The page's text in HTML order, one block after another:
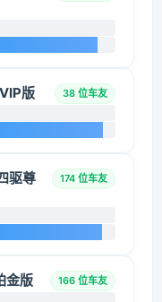
版 38 位车友
驱尊
174 位车友
金版 166 位车友